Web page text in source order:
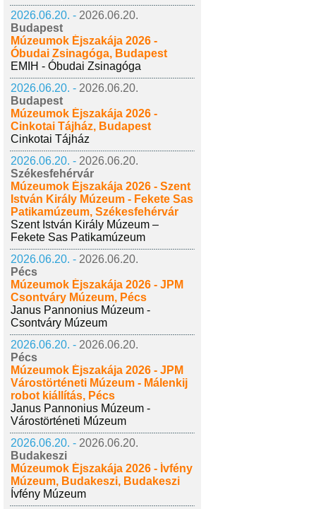
2026.06.20. - 2026.06.20.
Budapest
Múzeumok Éjszakája 2026 -
Óbudai Zsinagóga, Budapest
EMIH - Óbudai Zsinagóga
2026.06.20. - 2026.06.20.
Budapest
Múzeumok Éjszakája 2026 -
Cinkotai Tájház, Budapest
Cinkotai Tájház
2026.06.20. - 2026.06.20.
Székesfehérvár
Múzeumok Éjszakája 2026 - Szent
István Király Múzeum - Fekete Sas
Patikamúzeum, Székesfehérvár
Szent István Király Múzeum –
Fekete Sas Patikamúzeum
2026.06.20. - 2026.06.20.
Pécs
Múzeumok Éjszakája 2026 - JPM
Csontváry Múzeum, Pécs
Janus Pannonius Múzeum -
Csontváry Múzeum
2026.06.20. - 2026.06.20.
Pécs
Múzeumok Éjszakája 2026 - JPM
Várostörténeti Múzeum - Málenkij
robot kiállítás, Pécs
Janus Pannonius Múzeum -
Várostörténeti Múzeum
2026.06.20. - 2026.06.20.
Budakeszi
Múzeumok Éjszakája 2026 - Ívfény
Múzeum, Budakeszi, Budakeszi
Ívfény Múzeum